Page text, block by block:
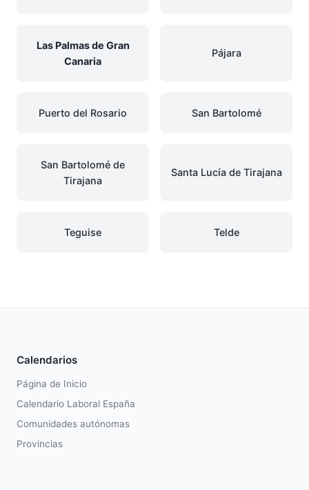
Las Palmas de Gran
Canaria
Pájara
Puerto del Rosario San Bartolomé
San Bartolomé de
Tirajana
Santa Lucía de Tirajana
Teguise Telde
Calendarios
Página de Inicio
Calendario Laboral España
Comunidades autónomas
Provincias